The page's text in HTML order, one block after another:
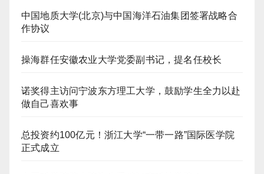
中国地质大学(北京)与中国海洋石油集团签署战略合
作协议
操海群任安徽农业大学党委副书记，提名任校长
诺奖得主访问宁波东方理工大学，鼓励学生全力以赴
做自己喜欢事
总投资约100亿元！浙江大学“一带一路”国际医学院
正式成立